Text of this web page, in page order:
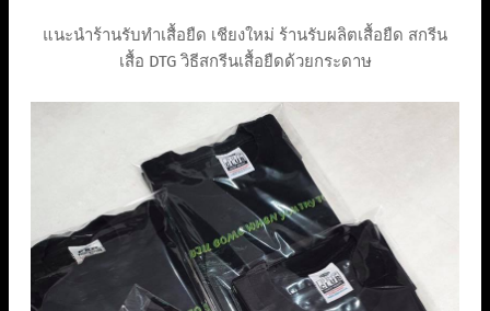
แนะนำร้านรับทำเสื้อยืด เชียงใหม่ ร้านรับผลิตเสื้อยืด สกรีน
เสื้อ DTG วิธีสกรีนเสื้อยืดด้วยกระดาษ